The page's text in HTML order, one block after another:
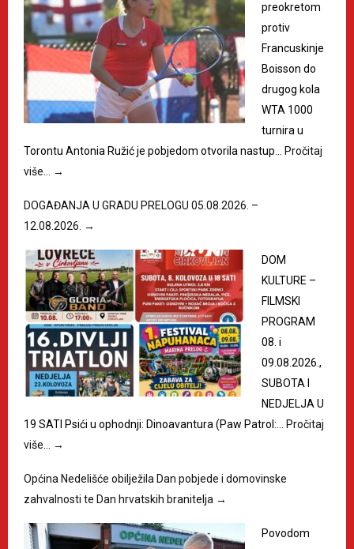
preokretom
protiv
Francuskinje
Boisson do
drugog kola
WTA 1000
turnira u
Torontu Antonia Ružić je pobjedom otvorila nastup… Pročitaj
više… →
DOGAĐANJA U GRADU PRELOGU 05.08.2026. –
12.08.2026. →
DOM
KULTURE –
FILMSKI
PROGRAM
08. i
09.08.2026.,
SUBOTA I
NEDJELJA U
19 SATI Psići u ophodnji: Dinoavantura (Paw Patrol:… Pročitaj
više… →
Općina Nedelišće obilježila Dan pobjede i domovinske
zahvalnosti te Dan hrvatskih branitelja →
Povodom